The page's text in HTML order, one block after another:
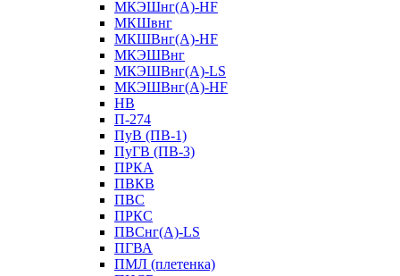
МКЭШнг(А)-HF
МКШвнг
МКШВнг(А)-HF
МКЭШВнг
МКЭШВнг(А)-LS
МКЭШВнг(А)-HF
НВ
П-274
ПуВ (ПВ-1)
ПуГВ (ПВ-3)
ПРКА
ПВКВ
ПВС
ПРКС
ПВСнг(А)-LS
ПГВА
ПМЛ (плетенка)